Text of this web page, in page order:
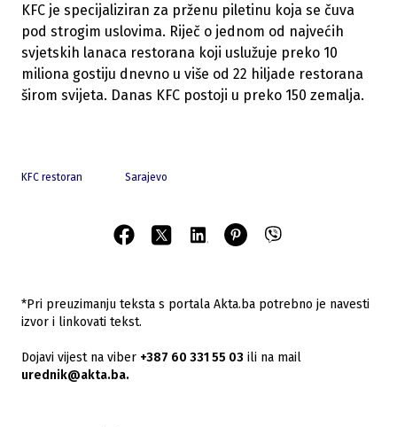
KFC je specijaliziran za prženu piletinu koja se čuva
pod strogim uslovima. Riječ o jednom od najvećih
svjetskih lanaca restorana koji uslužuje preko 10
miliona gostiju dnevno u više od 22 hiljade restorana
širom svijeta. Danas KFC postoji u preko 150 zemalja.
KFC restoran Sarajevo
*Pri preuzimanju teksta s portala Akta.ba potrebno je navesti
izvor i linkovati tekst.
Dojavi vijest na viber +387 60 331 55 03 ili na mail
urednik@akta.ba.